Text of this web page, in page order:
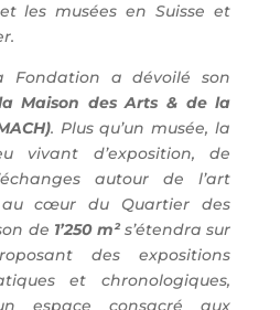
les musées en Suisse et
Fondation a dévoilé son
Maison des Arts & de la
. Plus qu’un musée, la
vivant d’exposition, de
autour de l’art
au cœur du Quartier des
de 1’250 m²s’étendra sur
des expositions
et chronologiques,
espace consacré aux